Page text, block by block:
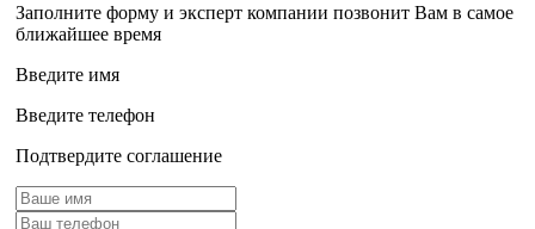
Заполните форму и эксперт компании позвонит Вам в самое
ближайшее время
Введите имя
Введите телефон
Подтвердите соглашение